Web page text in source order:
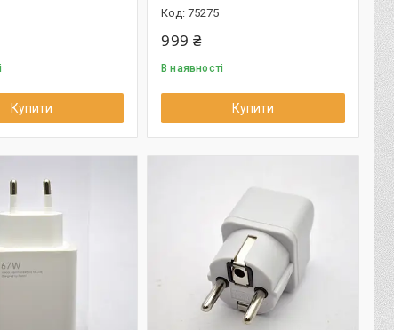
Купити
75275
999 ₴
В наявності
Купити